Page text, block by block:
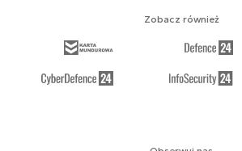
Zobacz również